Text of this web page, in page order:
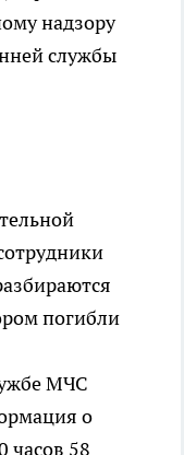
надзору
службы
погибли
МЧС
о
часов 58